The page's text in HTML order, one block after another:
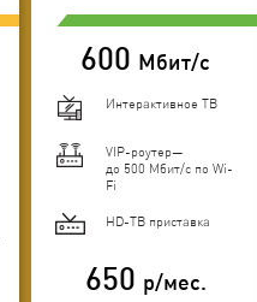
600 Мбит/с
Интерактивное ТВ
VIP-роутер—
до 500 Мбит/с по Wi-
Fi
HD-ТВ приставка
650 р/мес.